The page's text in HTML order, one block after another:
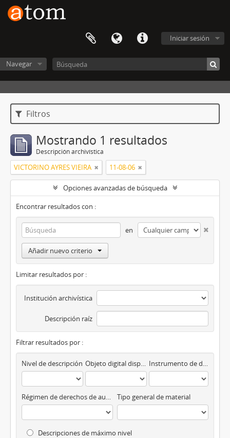
Iniciar sesión
Navegar
Filtros
Mostrando 1 resultados
Descripción archivística
VICTORINO AYRES VIEIRA 11-08-06
Opciones avanzadas de búsqueda
Encontrar resultados con :
en
Añadir nuevo criterio
Limitar resultados por :
Institución archivística
Descripción raíz
Filtrar resultados por :
Nivel de descripción Objeto digital disponibles Instrumento de descripción
Régimen de derechos de autor Tipo general de material
Descripciones de máximo nivel